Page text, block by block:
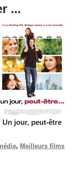
...
Un jour, peut-être
, Meilleurs films